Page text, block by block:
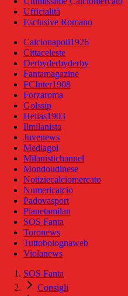
Ufficialità
Esclusive Romano
Calcionapoli1926
Cittaceleste
Derbyderbyderby
Fantamagazine
FCInter1908
Forzaroma
Golssip
Hellas1903
Ilmilanista
Juvenews
Mediagol
Milanistichannel
Mondoudinese
Notiziecalciomercato
Numericalcio
Padovasport
Pianetamilan
SOS Fanta
Toronews
Tuttobolognaweb
Violanews
SOS Fanta
Consigli